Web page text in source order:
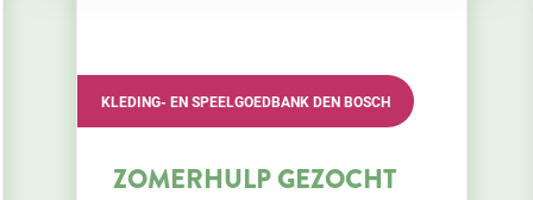
KLEDING- EN SPEELGOEDBANK DEN BOSCH
ZOMERHULP GEZOCHT